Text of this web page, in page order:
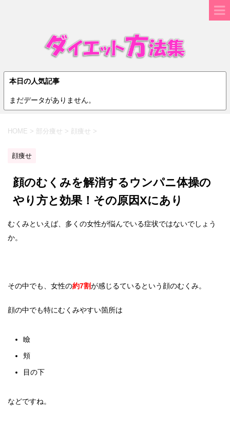
本日の人気記事
まだデータがありません。
HOME > 部分痩せ > 顔痩せ >
顔痩せ
顔のむくみを解消するウンパニ体操の
やり方と効果！その原因Xにあり
むくみといえば、多くの女性が悩んでいる症状ではないでしょう
か。
その中でも、女性の約7割が感じるているという顔のむくみ。
顔の中でも特にむくみやすい箇所は
瞼
頬
目の下
などですね。